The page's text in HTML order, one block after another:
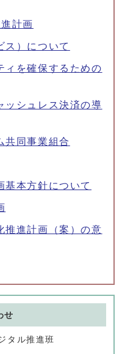
計画
ス）について
ィを確保するための
ッシュレス決済の導
共同事業組合
基本方針について
推進計画（案）の意
せ
タル推進班